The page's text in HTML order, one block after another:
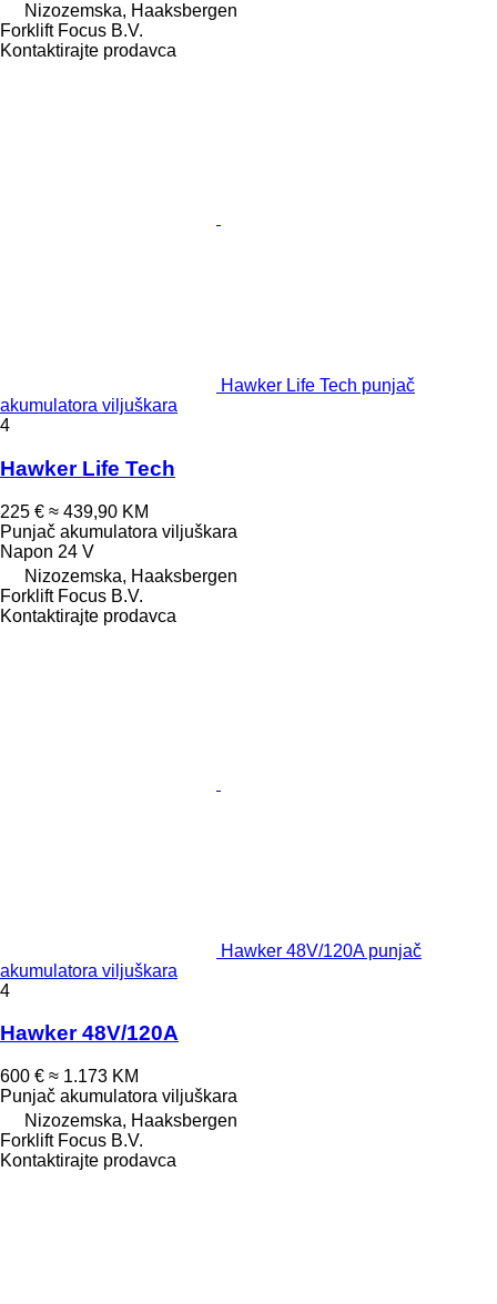
Nizozemska, Haaksbergen
Forklift Focus B.V.
Kontaktirajte prodavca
Hawker Life Tech punjač
akumulatora viljuškara
4
Hawker Life Tech
225 € ≈ 439,90 KM
Punjač akumulatora viljuškara
Napon 24 V
Nizozemska, Haaksbergen
Forklift Focus B.V.
Kontaktirajte prodavca
Hawker 48V/120A punjač
akumulatora viljuškara
4
Hawker 48V/120A
600 € ≈ 1.173 KM
Punjač akumulatora viljuškara
Nizozemska, Haaksbergen
Forklift Focus B.V.
Kontaktirajte prodavca